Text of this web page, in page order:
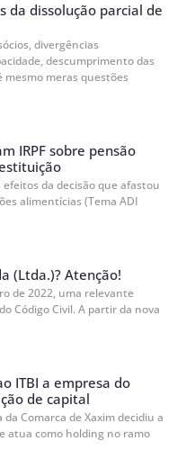
da dissolução parcial de
divergências
descumprimento das
mesmo meras questões
IRPF sobre pensão
efeitos da decisão que afastou
alimentícias (Tema ADI
(Ltda.)? Atenção!
de 2022, uma relevante
Código Civil. A partir da nova
ITBI a empresa do
de capital
Comarca de Xaxim decidiu a
atua como holding no ramo